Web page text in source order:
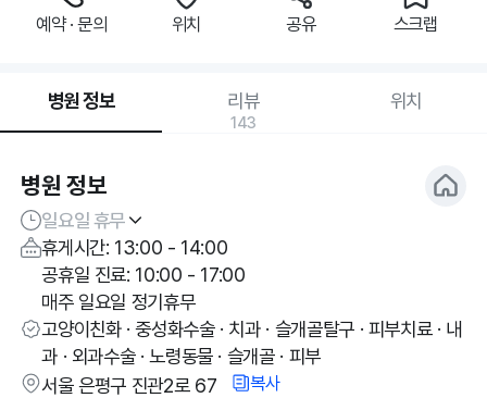
예약 · 문의 위치 공유 스크랩
병원 정보 리뷰
143
위치
병원 정보
일요일 휴무
휴게시간: 13:00 - 14:00
공휴일 진료: 10:00 - 17:00
매주 일요일 정기휴무
고양이친화 · 중성화수술 · 치과 · 슬개골탈구 · 피부치료 · 내
과 · 외과수술 · 노령동물 · 슬개골 · 피부
서울 은평구 진관2로 67
복사